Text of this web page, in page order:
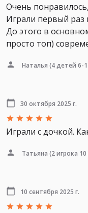
Очень
Играли первый раз
До этого в
просто топ)
Наталья (4 детей 6-
30 октября 2025 г.
Играли с дочкой.
Татьяна (2 игрока
10 сентября 2025 г.